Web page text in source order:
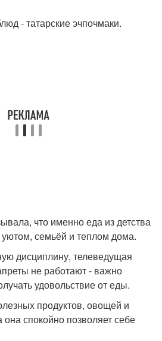
- татарские эчпочмаки.
что именно еда из детства
уютом, семьёй и теплом дома.
дисциплину, телеведущая
не работают - важно
удовольствие от еды.
продуктов, овощей и
она спокойно позволяет себе